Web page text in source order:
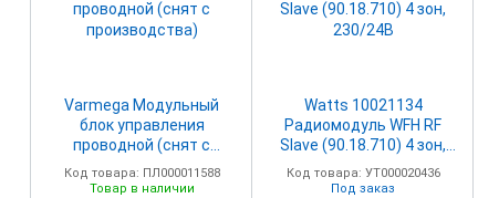
Varmega Модульный
блок управления
проводной (снят с
производства)
Код товара: ПЛ000011588
Товар в наличии
Watts 10021134
Радиомодуль WFH RF
Slave (90.18.710) 4 зон,
230/24В
Код товара: УТ000020436
Под заказ